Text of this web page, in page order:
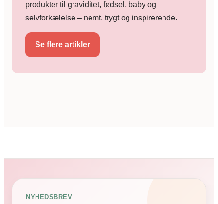
produkter til graviditet, fødsel, baby og
selvforkælelse – nemt, trygt og inspirerende.
Se flere artikler
NYHEDSBREV